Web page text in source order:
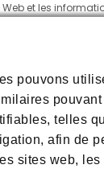
pouvons
telles
afin de
sites web,
et les
dans les
d'Amgen et ne
Ils sont régis par